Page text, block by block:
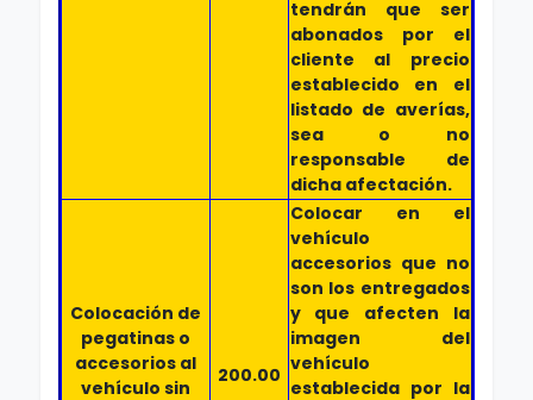
tendrán que ser
abonados por el
cliente al precio
establecido en el
listado de averías,
sea o no
responsable de
dicha afectación.
Colocación de
pegatinas o
accesorios al
vehículo sin
200.00
Colocar en el
vehículo
accesorios que no
son los entregados
y que afecten la
imagen del
vehículo
establecida por la